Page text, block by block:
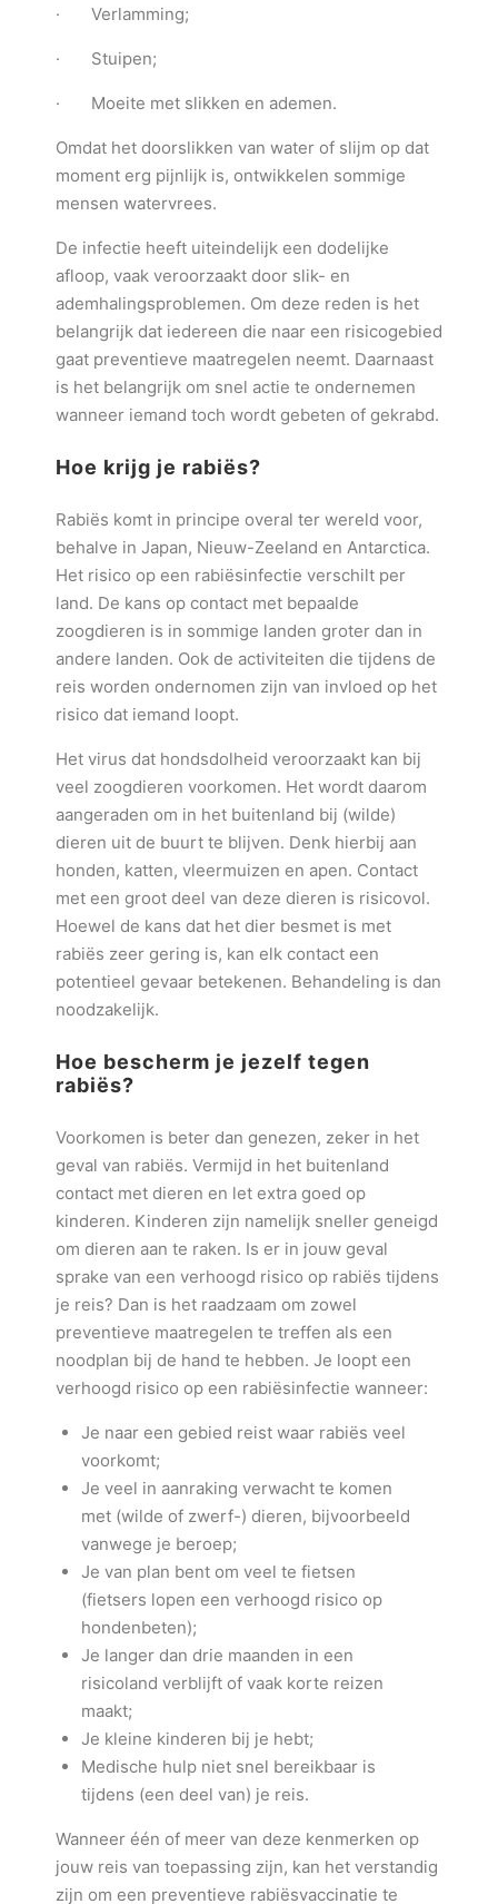
· Verlamming;
· Stuipen;
· Moeite met slikken en ademen.
Omdat het doorslikken van water of slijm op dat
moment erg pijnlijk is, ontwikkelen sommige
mensen watervrees.
De infectie heeft uiteindelijk een dodelijke
afloop, vaak veroorzaakt door slik- en
ademhalingsproblemen. Om deze reden is het
belangrijk dat iedereen die naar een risicogebied
gaat preventieve maatregelen neemt. Daarnaast
is het belangrijk om snel actie te ondernemen
wanneer iemand toch wordt gebeten of gekrabd.
Hoe krijg je rabiës?
Rabiës komt in principe overal ter wereld voor,
behalve in Japan, Nieuw-Zeeland en Antarctica.
Het risico op een rabiësinfectie verschilt per
land. De kans op contact met bepaalde
zoogdieren is in sommige landen groter dan in
andere landen. Ook de activiteiten die tijdens de
reis worden ondernomen zijn van invloed op het
risico dat iemand loopt.
Het virus dat hondsdolheid veroorzaakt kan bij
veel zoogdieren voorkomen. Het wordt daarom
aangeraden om in het buitenland bij (wilde)
dieren uit de buurt te blijven. Denk hierbij aan
honden, katten, vleermuizen en apen. Contact
met een groot deel van deze dieren is risicovol.
Hoewel de kans dat het dier besmet is met
rabiës zeer gering is, kan elk contact een
potentieel gevaar betekenen. Behandeling is dan
noodzakelijk.
Hoe bescherm je jezelf tegen
rabiës?
Voorkomen is beter dan genezen, zeker in het
geval van rabiës. Vermijd in het buitenland
contact met dieren en let extra goed op
kinderen. Kinderen zijn namelijk sneller geneigd
om dieren aan te raken. Is er in jouw geval
sprake van een verhoogd risico op rabiës tijdens
je reis? Dan is het raadzaam om zowel
preventieve maatregelen te treffen als een
noodplan bij de hand te hebben. Je loopt een
verhoogd risico op een rabiësinfectie wanneer:
Je naar een gebied reist waar rabiës veel
voorkomt;
Je veel in aanraking verwacht te komen
met (wilde of zwerf-) dieren, bijvoorbeeld
vanwege je beroep;
Je van plan bent om veel te fietsen
(fietsers lopen een verhoogd risico op
hondenbeten);
Je langer dan drie maanden in een
risicoland verblijft of vaak korte reizen
maakt;
Je kleine kinderen bij je hebt;
Medische hulp niet snel bereikbaar is
tijdens (een deel van) je reis.
Wanneer één of meer van deze kenmerken op
jouw reis van toepassing zijn, kan het verstandig
zijn om een preventieve rabiësvaccinatie te